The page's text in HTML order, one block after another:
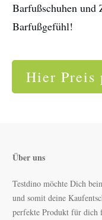
Barfußschuhen und
Barfußgefühl!
Hier Preis
Über uns
Testdino möchte Dich
und somit deine
perfekte Produkt für dich